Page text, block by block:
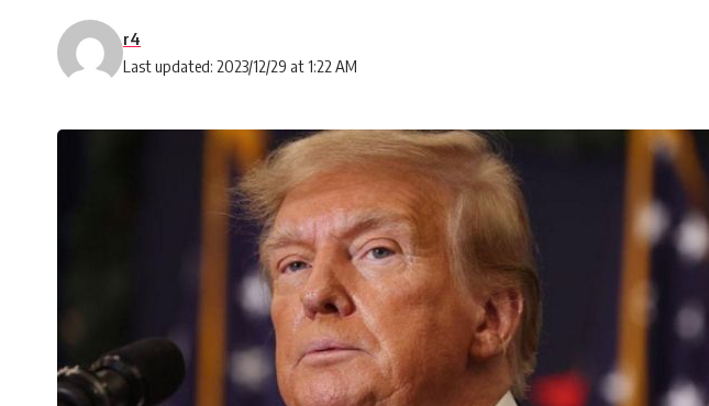
Last updated: 2023/12/29 at 1:22 AM
r4